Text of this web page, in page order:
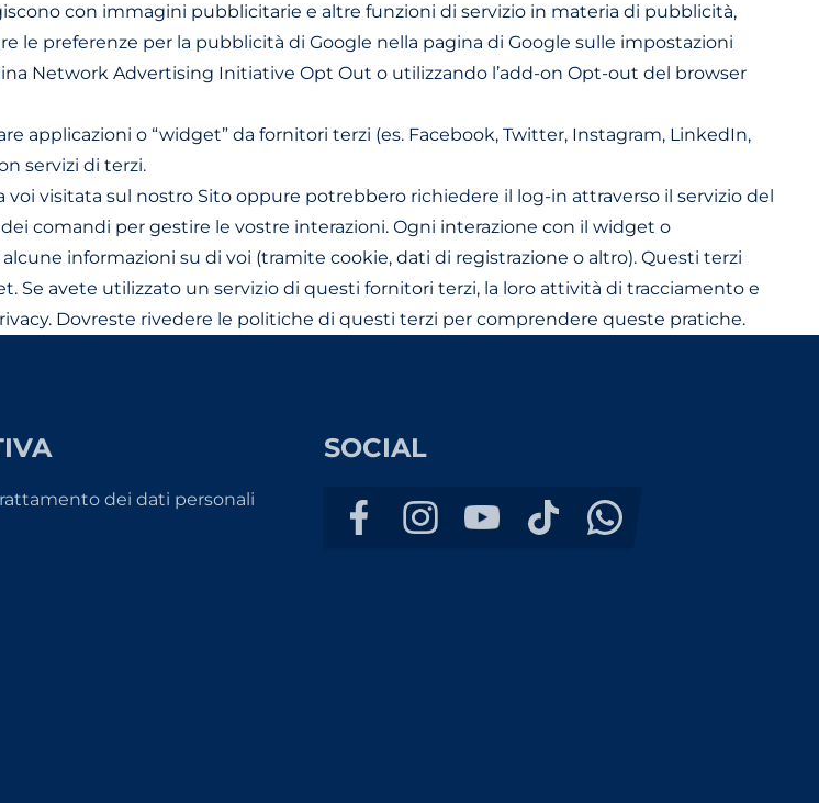
con immagini pubblicitarie e altre funzioni di servizio in materia di pubblicità,
le preferenze per la pubblicità di Google nella pagina di Google sulle impostazioni
Network Advertising Initiative Opt Out o utilizzando l’add-on Opt-out del browser
o “widget” da fornitori terzi (es. Facebook, Twitter, Instagram, LinkedIn,
servizi di terzi.
visitata sul nostro Sito oppure potrebbero richiedere il log-in attraverso il servizio del
comandi per gestire le vostre interazioni. Ogni interazione con il widget o
informazioni su di voi (tramite cookie, dati di registrazione o altro). Questi terzi
avete utilizzato un servizio di questi fornitori terzi, la loro attività di tracciamento e
Dovreste rivedere le politiche di questi terzi per comprendere queste pratiche.
dei dati personali
SOCIAL